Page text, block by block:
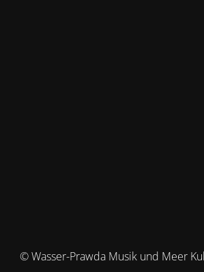
© Wasser-Prawda Musik und Meer